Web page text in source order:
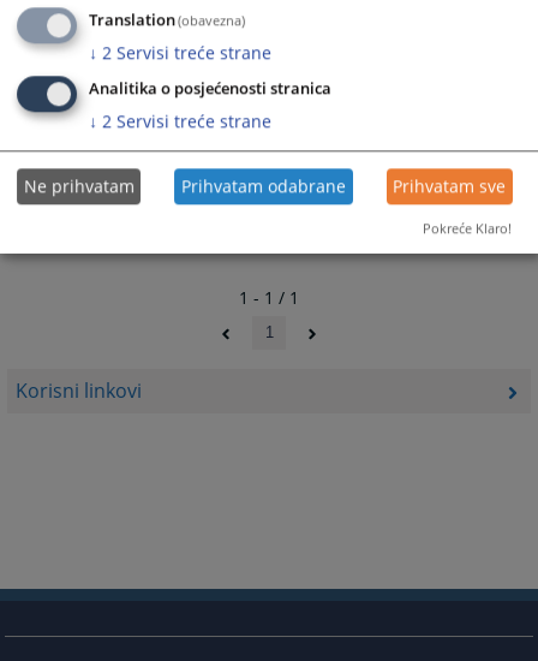
Korisni linkovi
3024
1 - 1 / 1
1
Translation(obavezna)
↓ 2 Servisi treće strane
Analitika o posjećenosti stranica
↓ 2 Servisi treće strane
Ne prihvatam Prihvatam odabrane Prihvatam sve
Pokreće Klaro!